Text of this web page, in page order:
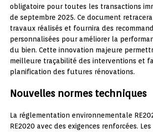
obligatoire pour toutes les transactions
de septembre 2025. Ce document
travaux réalisés et fournira des
personnalisées pour améliorer la
du bien. Cette innovation majeure
meilleure traçabilité des interventions et
planification des futures rénovations.
Nouvelles normes techniques
La réglementation environnementale
RE2020 avec des exigences renforcées. Les